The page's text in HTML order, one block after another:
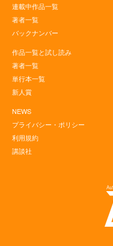
連載中作品一覧
著者一覧
バックナンバー
作品一覧と試し読み
著者一覧
単行本一覧
新人賞
NEWS
プライバシー・ポリシー
利用規約
講談社